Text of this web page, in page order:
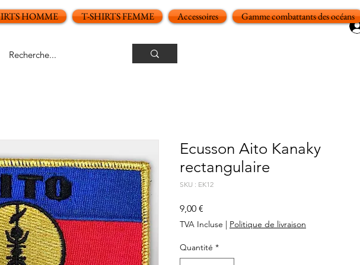
HOMME T-SHIRTS FEMME Accessoires Gamme combattants des océans
Ecusson Aito Kanaky
rectangulaire
SKU : EK12
9,00 €
TVA Incluse | Politique de livraison
Quantité *